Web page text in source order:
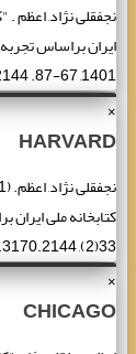
نجفقلی نژاد, اعظم .
ایران براساس
1401, 67-87. doi: 10.30484/nastinfo.2022.3170.2144
×
HARVARD
کتابخانه ‌‌‌ملی
33(2), pp. 67-87. doi: 10.30484/nastinfo.2022.3170.2144
×
CHICAGO